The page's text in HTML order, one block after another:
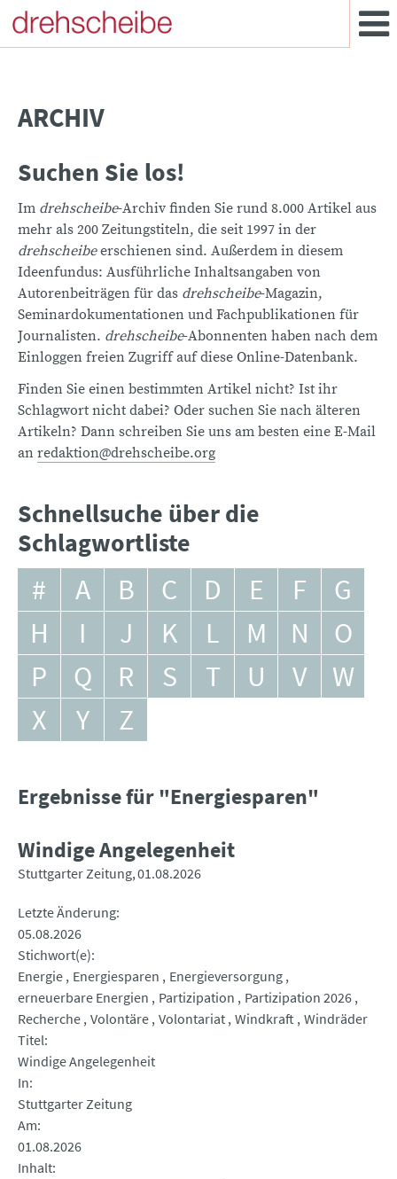
ARCHIV
Suchen Sie los!
Im drehscheibe-Archiv finden Sie rund 8.000 Artikel aus
mehr als 200 Zeitungstiteln, die seit 1997 in der
drehscheibeerschienen sind. Außerdem in diesem
Ideenfundus: Ausführliche Inhaltsangaben von
Autorenbeiträgen für das drehscheibe-Magazin,
Seminardokumentationen und Fachpublikationen für
Journalisten. drehscheibe-Abonnenten haben nach dem
Einloggen freien Zugriff auf diese Online-Datenbank.
Finden Sie einen bestimmten Artikel nicht? Ist ihr
Schlagwort nicht dabei? Oder suchen Sie nach älteren
Artikeln? Dann schreiben Sie uns am besten eine E-Mail
an redaktion@drehscheibe.org
Schnellsuche über die
Schlagwortliste
# A B C D E F
G
H
I J K L M N
O
P
Q R S T U V
W
X
Y Z
Ergebnisse für "Energiesparen"
Windige Angelegenheit
Stuttgarter Zeitung 01.08.2026
Letzte Änderung
05.08.2026
Stichwort(e)
Energie Energiesparen
Energieversorgung
erneuerbare Energien
Partizipation
Partizipation 2026
Recherche Volontäre Volontariat Windkraft Windräder
Titel
Windige Angelegenheit
In
Stuttgarter Zeitung
Am
01.08.2026
Inhalt